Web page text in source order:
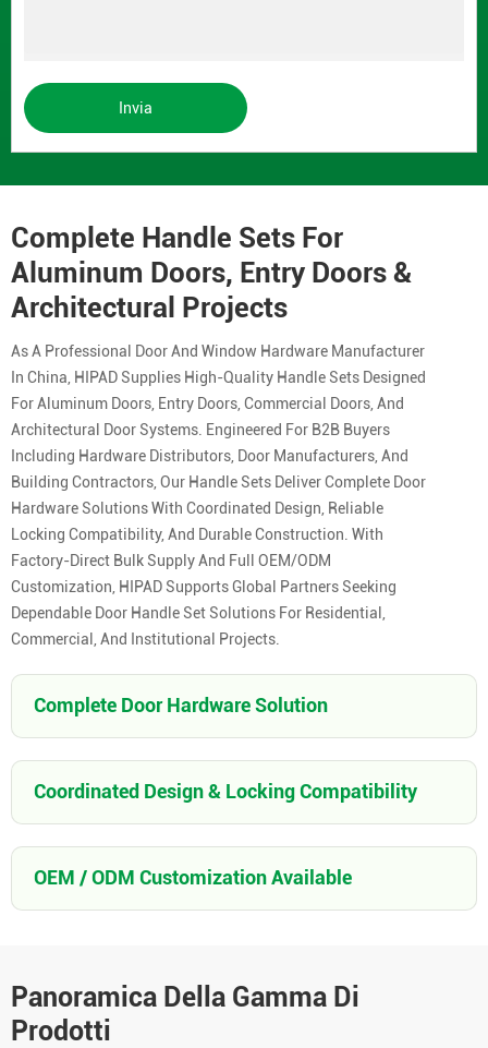
Invia
Complete Handle Sets For
Aluminum Doors, Entry Doors &
Architectural Projects
As A Professional Door And Window Hardware Manufacturer
In China, HIPAD Supplies High-Quality Handle Sets Designed
For Aluminum Doors, Entry Doors, Commercial Doors, And
Architectural Door Systems. Engineered For B2B Buyers
Including Hardware Distributors, Door Manufacturers, And
Building Contractors, Our Handle Sets Deliver Complete Door
Hardware Solutions With Coordinated Design, Reliable
Locking Compatibility, And Durable Construction. With
Factory-Direct Bulk Supply And Full OEM/ODM
Customization, HIPAD Supports Global Partners Seeking
Dependable Door Handle Set Solutions For Residential,
Commercial, And Institutional Projects.
Complete Door Hardware Solution
Coordinated Design & Locking Compatibility
OEM / ODM Customization Available
Panoramica Della Gamma Di
Prodotti